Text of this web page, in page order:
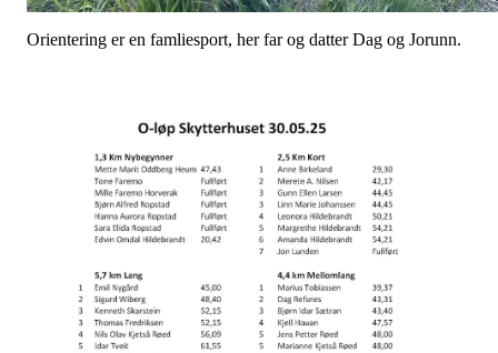
Orientering er en famliesport, her far og datter Dag og Jorunn.